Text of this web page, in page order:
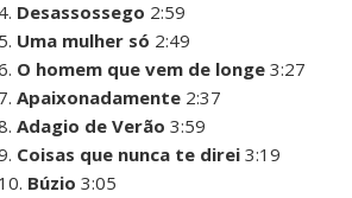
4. Desassossego 2:59
5. Uma mulher só 2:49
O homem que vem de longe 3:27
7. Apaixonadamente 2:37
Adagio de Verão 3:59
Coisas que nunca te direi 3:19
10. Búzio 3:05